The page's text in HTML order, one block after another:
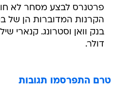
פרטנרס לבצע מסחר לא
הקרנות המדוברות הן של
דולר.
טרם התפרסמו תגובות